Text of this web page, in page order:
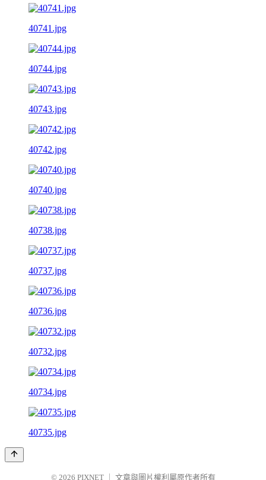
40741.jpg
40744.jpg
40743.jpg
40742.jpg
40740.jpg
40738.jpg
40737.jpg
40736.jpg
40732.jpg
40734.jpg
40735.jpg
© 2026 PIXNET 文章與圖片權利屬原作者所有